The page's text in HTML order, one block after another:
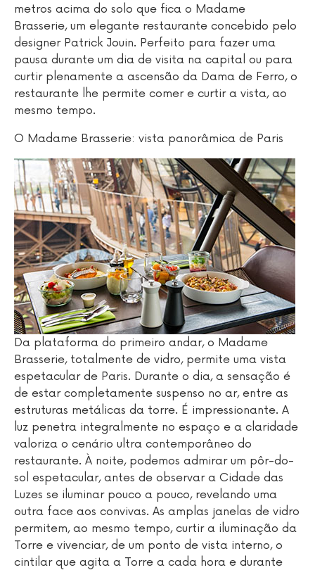
metros acima do solo que fica o Madame
Brasserie, um elegante restaurante concebido pelo
designer Patrick Jouin. Perfeito para fazer uma
pausa durante um dia de visita na capital ou para
curtir plenamente a ascensão da Dama de Ferro, o
restaurante lhe permite comer e curtir a vista, ao
mesmo tempo.
O Madame Brasserie: vista panorâmica de Paris
Da plataforma do primeiro andar, o Madame
Brasserie, totalmente de vidro, permite uma vista
espetacular de Paris. Durante o dia, a sensação é
de estar completamente suspenso no ar, entre as
estruturas metálicas da torre. É impressionante. A
luz penetra integralmente no espaço e a claridade
valoriza o cenário ultra contemporâneo do
restaurante. À noite, podemos admirar um pôr-do-
sol espetacular, antes de observar a Cidade das
Luzes se iluminar pouco a pouco, revelando uma
outra face aos convivas. As amplas janelas de vidro
permitem, ao mesmo tempo, curtir a iluminação da
Torre e vivenciar, de um ponto de vista interno, o
cintilar que agita a Torre a cada hora e durante